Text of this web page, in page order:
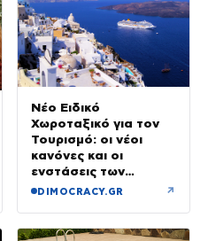
Νέο Ειδικό
Χωροταξικό για τον
Τουρισμό: οι νέοι
κανόνες και οι
ενστάσεις των
ξενοδόχων
DIMOCRACY.GR ↗